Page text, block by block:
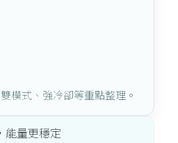
模式、強冷卻等重點整理。
能量更穩定